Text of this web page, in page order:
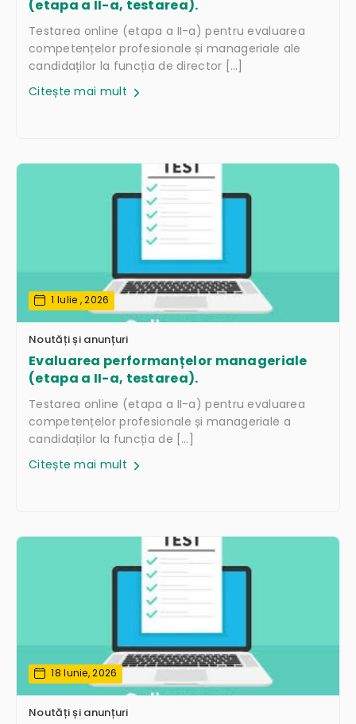
(etapa a II-a, testarea).
Testarea online (etapa a II-a) pentru evaluarea
competențelor profesionale și manageriale ale
candidaților la funcția de director […]
Citește mai mult
1 Iulie , 2026
Noutăți și anunțuri
Evaluarea performanțelor manageriale
(etapa a II-a, testarea).
Testarea online (etapa a II-a) pentru evaluarea
competențelor profesionale și manageriale a
candidaților la funcția de […]
Citește mai mult
18 Iunie, 2026
Noutăți și anunțuri